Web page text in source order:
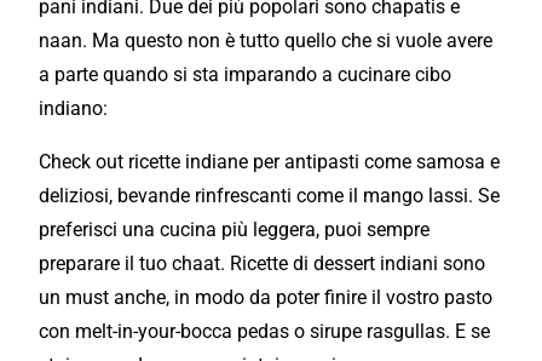
pani indiani. Due dei più popolari sono chapatis e
naan. Ma questo non è tutto quello che si vuole avere
a parte quando si sta imparando a cucinare cibo
indiano:
Check out ricette indiane per antipasti come samosa e
deliziosi, bevande rinfrescanti come il mango lassi. Se
preferisci una cucina più leggera, puoi sempre
preparare il tuo chaat. Ricette di dessert indiani sono
un must anche, in modo da poter finire il vostro pasto
con melt-in-your-bocca pedas o sirupe rasgullas. E se